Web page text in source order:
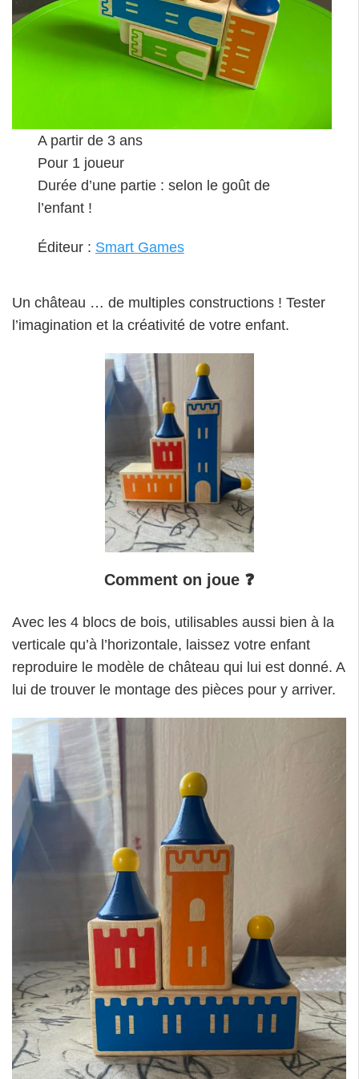
A partir de 3 ans
Pour 1 joueur
Durée d’une partie : selon le goût de
l’enfant !
Éditeur : Smart Games
Un château … de multiples constructions ! Tester
l’imagination et la créativité de votre enfant.
Comment on joue ❓
Avec les 4 blocs de bois, utilisables aussi bien à la
verticale qu’à l’horizontale, laissez votre enfant
reproduire le modèle de château qui lui est donné. A
lui de trouver le montage des pièces pour y arriver.